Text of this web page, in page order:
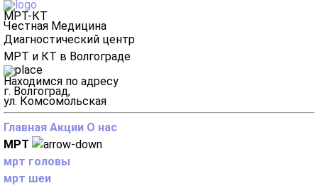
МРТ-КТ
Честная Медицина
Диагностический центр
МРТ и КТ в Волгограде
Находимся по адресу
г. Волгоград,
ул. Комсомольская
Главная Акции О нас
МРТ
мрт головы
мрт шеи